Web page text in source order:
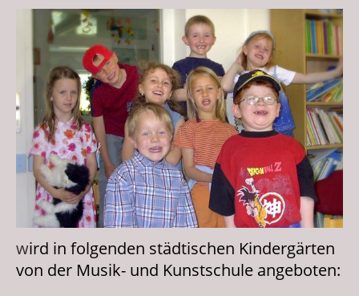
wird in folgenden städtischen Kindergärten
von der Musik- und Kunstschule angeboten: